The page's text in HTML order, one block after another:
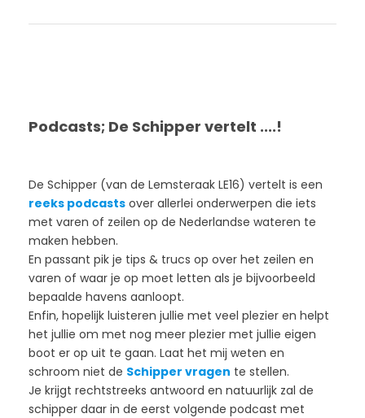
Podcasts; De Schipper vertelt ....!
De Schipper (van de Lemsteraak LE16) vertelt is een
reeks podcasts over allerlei onderwerpen die iets
met varen of zeilen op de Nederlandse wateren te
maken hebben.
En passant pik je tips & trucs op over het zeilen en
varen of waar je op moet letten als je bijvoorbeeld
bepaalde havens aanloopt.
Enfin, hopelijk luisteren jullie met veel plezier en helpt
het jullie om met nog meer plezier met jullie eigen
boot er op uit te gaan. Laat het mij weten en
schroom niet de Schipper vragen te stellen.
Je krijgt rechtstreeks antwoord en natuurlijk zal de
schipper daar in de eerst volgende podcast met